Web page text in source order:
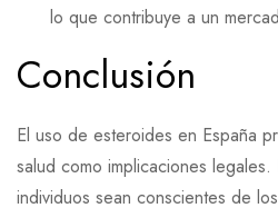
lo que contribuye a un
Conclusión
El uso de esteroides en España
salud como implicaciones
individuos sean conscientes de